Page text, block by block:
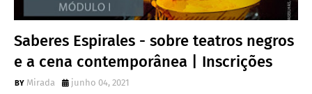
Saberes Espirales - sobre teatros negros
e a cena contemporânea | Inscrições
Mirada
junho 04, 2021